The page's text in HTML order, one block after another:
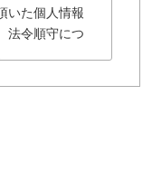
いた個人情報
法令順守につ